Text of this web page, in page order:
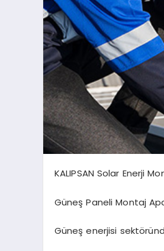
KALIPSAN Solar Enerji
Güneş Paneli Montaj
Güneş enerjisi